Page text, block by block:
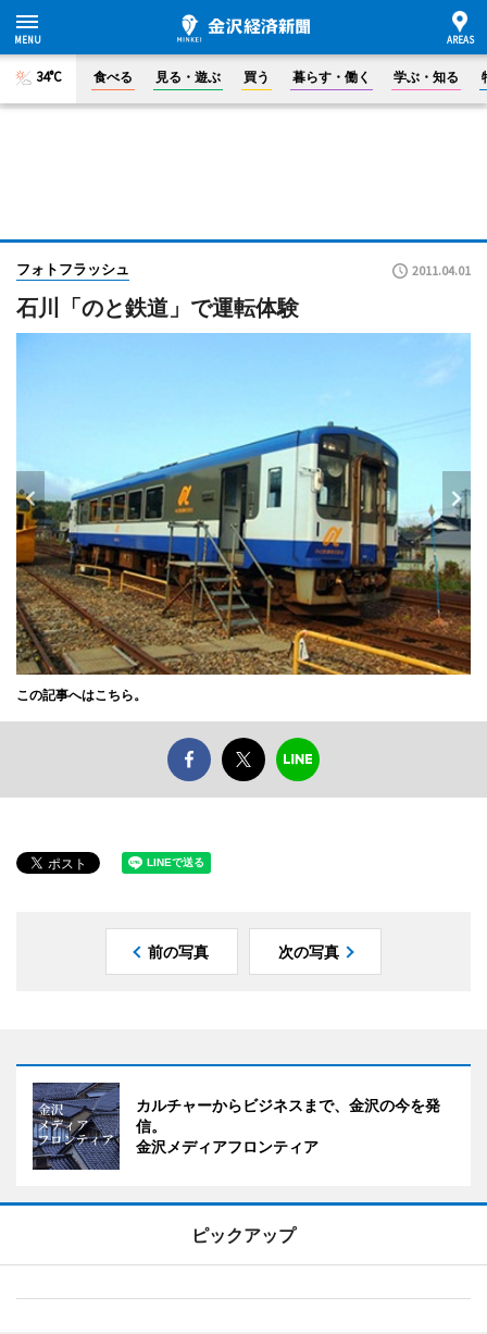
34°C 食べる 見る・遊ぶ 買う 暮らす・働く 学ぶ・知る
フォトフラッシュ 2011.04.01
石川「のと鉄道」で運転体験
この記事へはこちら。
前の写真 次の写真
カルチャーからビジネスまで、金沢の今を発
信。
金沢メディアフロンティア
ピックアップ